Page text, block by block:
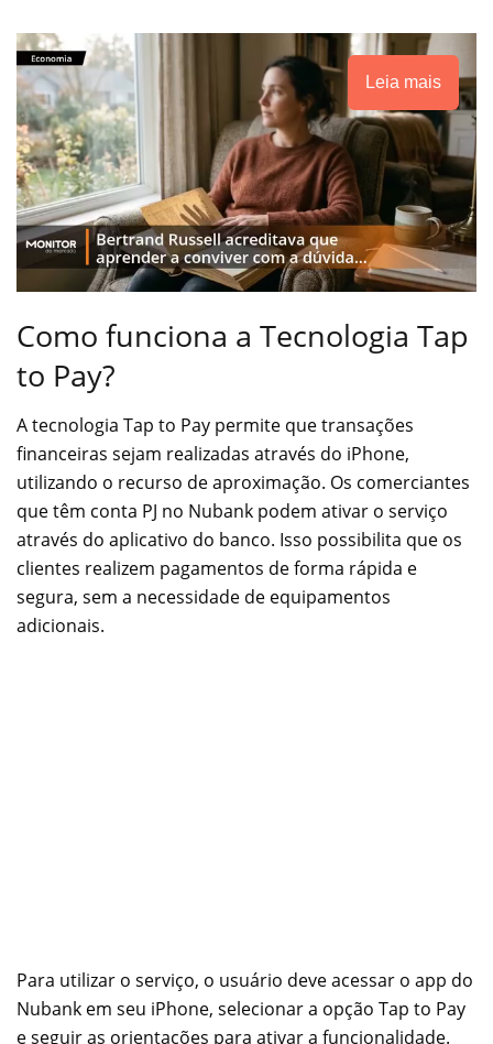
Leia mais
Como funciona a Tecnologia Tap
to Pay?
A tecnologia Tap to Pay permite que transações
financeiras sejam realizadas através do iPhone,
utilizando o recurso de aproximação. Os comerciantes
que têm conta PJ no Nubank podem ativar o serviço
através do aplicativo do banco. Isso possibilita que os
clientes realizem pagamentos de forma rápida e
segura, sem a necessidade de equipamentos
adicionais.
Para utilizar o serviço, o usuário deve acessar o app do
Nubank em seu iPhone, selecionar a opção Tap to Pay
e seguir as orientações para ativar a funcionalidade.